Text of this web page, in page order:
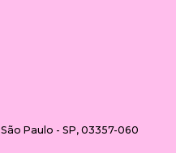
Paulo - SP, 03357-060